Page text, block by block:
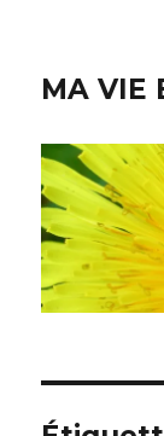
MA VIE